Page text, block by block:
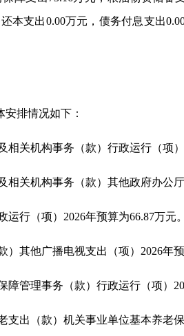
本支出0.00万元，债务付息支出
安排情况如下：
关机构事务（款）行政运行（项）
关机构事务（款）其他政府办公
行（项）2026年预算为66.87万元。
其他广播电视支出（项）2026年预
管理事务（款）行政运行（项）
出（款）机关事业单位基本养老